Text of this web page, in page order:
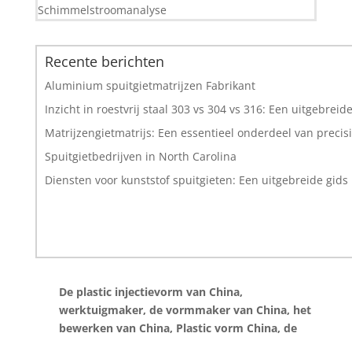
Schimmelstroomanalyse
Recente berichten
Aluminium spuitgietmatrijzen Fabrikant
Inzicht in roestvrij staal 303 vs 304 vs 316: Een
Matrijzengietmatrijs: Een essentieel onderdeel van
Spuitgietbedrijven in North Carolina
Diensten voor kunststof spuitgieten: Een uitgebreide gids
De plastic injectievorm van China,
werktuigmaker, de vormmaker van China, het
bewerken van China, Plastic vorm China, de